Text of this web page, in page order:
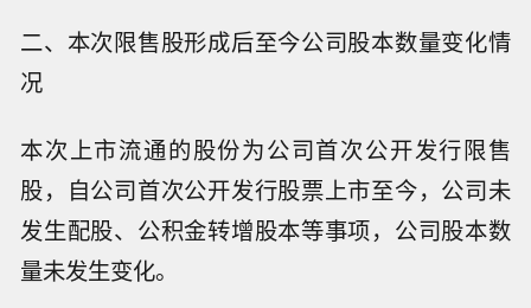
二、本次限售股形成后至今公司股本数量变化情
况
本次上市流通的股份为公司首次公开发行限售
股，自公司首次公开发行股票上市至今，公司未
发生配股、公积金转增股本等事项，公司股本数
量未发生变化。